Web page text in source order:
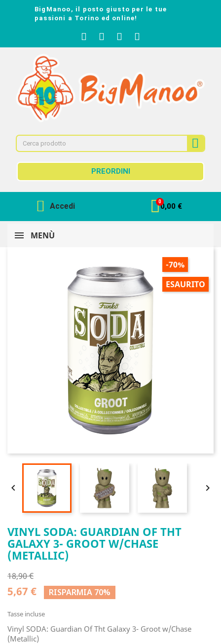
BigManoo, il posto giusto per le tue
passioni a Torino ed online!
PREORDINI
Accedi 0,00 €
MENÙ
-70%
ESAURITO
 
VINYL SODA: GUARDIAN OF THT
GALAXY 3- GROOT W/CHASE
(METALLIC)
18,90 €
5,67 € RISPARMIA 70%
Tasse incluse
Vinyl SODA: Guardian Of Tht Galaxy 3- Groot w/Chase
(Metallic)